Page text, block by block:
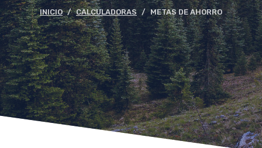
INICIO CALCULADORAS METAS DE AHORRO